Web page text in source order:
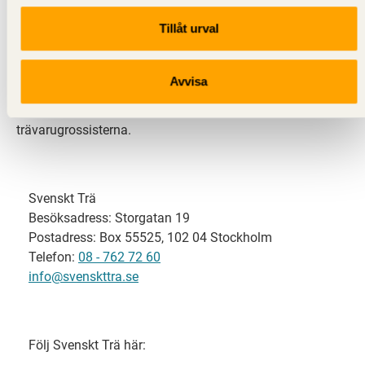
Tillåt urval
Avvisa
Svenskt Trä representerar svensk sågverksindustri
och är en del av branschorganisationen
svensk limträ-, KL-trä- och förpackningsindustri samt
trävarugrossisterna.
Svenskt Trä
Besöksadress: Storgatan 19
Postadress: Box 55525, 102 04 Stockholm
Telefon: 08 - 762 72 60
info@svenskttra.se
Följ Svenskt Trä här: